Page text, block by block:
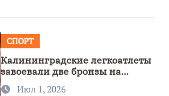
СПОРТ
Калининградские легкоатлеты
завоевали две бронзы на
первенстве России
Июл 1, 2026